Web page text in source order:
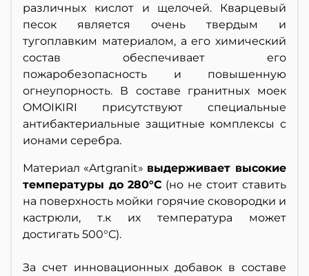
различных кислот и щелочей. Кварцевый
песок является очень твердым и
тугоплавким материалом, а его химический
состав обеспечивает его
пожаробезопасность и повышенную
огнеупорность. В составе гранитных моек
OMOIKIRI присутствуют специальные
антибактериальные защитные комплексы с
ионами серебра.
Материал «Artgranit» выдерживает высокие
температуры до 280°С (но не стоит ставить
на поверхность мойки горячие сковородки и
кастрюли, т.к их температура может
достигать 500°С).
За счет инновационных добавок в составе